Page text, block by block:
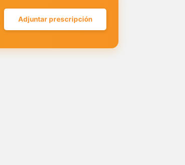
Adjuntar prescripción